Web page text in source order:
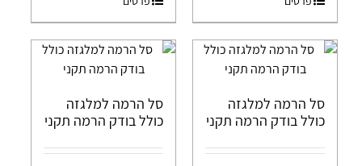
סל הרמה למלגזה
כולל בודק הרמה תקני
סל הרמה למלגזה
כולל בודק הרמה תקני